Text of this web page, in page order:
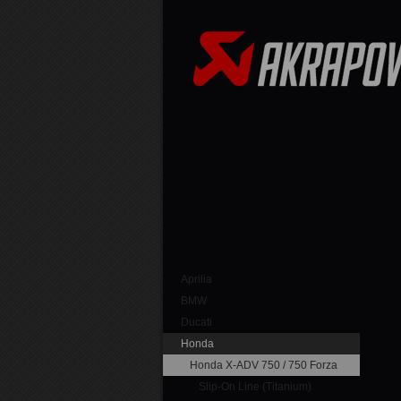
Aprilia
BMW
Ducati
Honda
Honda X-ADV 750 / 750 Forza
Slip-On Line (Titanium)